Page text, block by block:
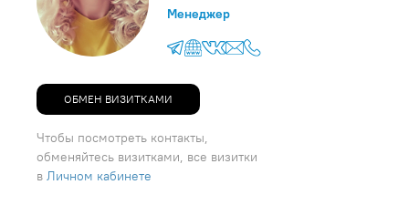
Менеджер
ОБМЕН ВИЗИТКАМИ
Чтобы посмотреть контакты,
обменяйтесь визитками, все визитки
в Личном кабинете